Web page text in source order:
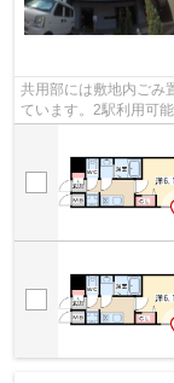
共用部には敷地内ごみ
ています。2駅利用可